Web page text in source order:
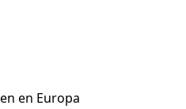
en Europa